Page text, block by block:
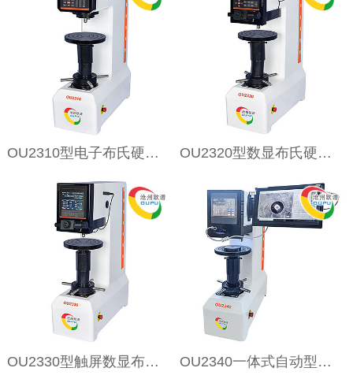
OU2310型电子布氏硬度计 OU2320型数显布氏硬度计
OU2330型触屏数显布氏硬度计 OU2340一体式自动型布氏硬度计